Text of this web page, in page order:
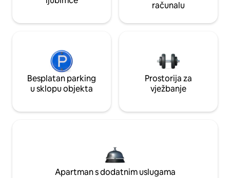
računalu
Besplatan parking
u sklopu objekta
Prostorija za
vježbanje
Apartman s dodatnim uslugama